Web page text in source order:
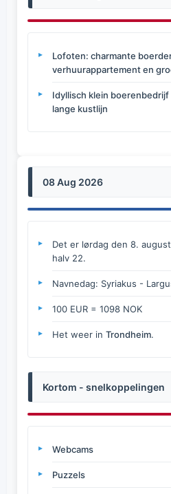
Lofoten: charmante
verhuurappartement en
Idyllisch klein
lange kustlijn
08 Aug 2026
Det er lørdag den 8.
halv 22.
Navnedag: Syriakus -
100 EUR = 1098 NOK
Het weer in Trondheim.
Kortom - snelkoppelingen
Webcams
Puzzels